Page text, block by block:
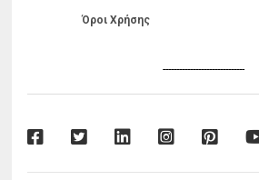
Όροι Χρήσης
------------------------------